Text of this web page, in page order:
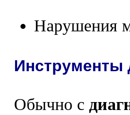
Нарушения
Инструменты
Обычно с